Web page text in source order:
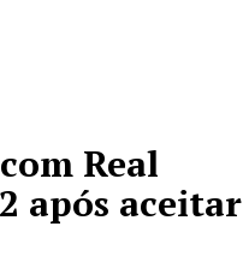
Real
após aceitar